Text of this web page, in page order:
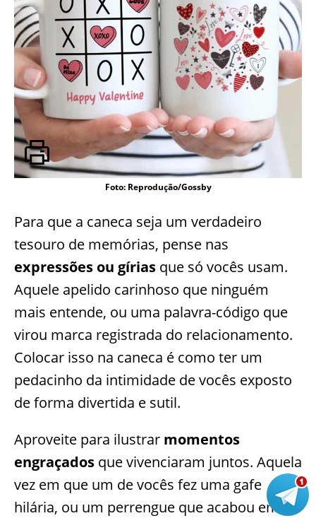
Foto: Reprodução/Gossby
Para que a caneca seja um verdadeiro
tesouro de memórias, pense nas
expressões ou gírias que só vocês usam.
Aquele apelido carinhoso que ninguém
mais entende, ou uma palavra-código que
virou marca registrada do relacionamento.
Colocar isso na caneca é como ter um
pedacinho da intimidade de vocês exposto
de forma divertida e sutil.
Aproveite para ilustrar momentos
engraçados que vivenciaram juntos. Aquela
vez em que um de vocês fez uma gafe
hilária, ou um perrengue que acabou em